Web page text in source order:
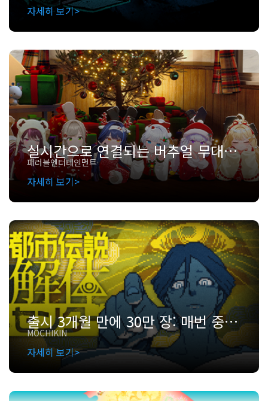
자세히 보기
실시간으로 연결되는 버추얼 무대: Unity로 공간적 제약을 허물고 하나의 퍼포먼스를 완성한 패러블엔터테인먼트
패러블엔터테인먼트
자세히 보기
출시 3개월 만에 30만 장: 매번 중도 포기하던 ‘도시전설 해체센터’ 팀이 선택한 Unity 에셋 활용법
MOCHIKIN
자세히 보기